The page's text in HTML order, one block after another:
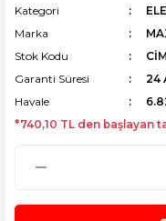
Kategori
Marka
Stok Kodu
Garanti Süresi
24
Havale
*740,10 TL den başlayan